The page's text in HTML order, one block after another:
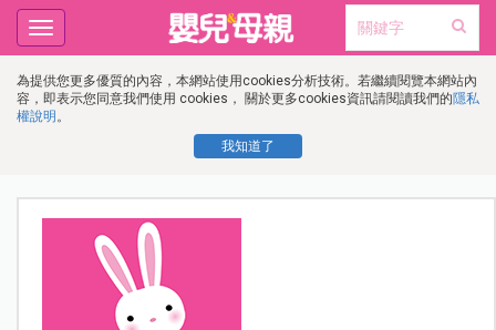
為提供您更多優質的內容，本網站使用cookies分析技術。若繼續閱覽本網站內
容，即表示您同意我們使用 cookies， 關於更多cookies資訊請閱讀我們的隱私
權說明 。
我知道了
Toggle
navigation